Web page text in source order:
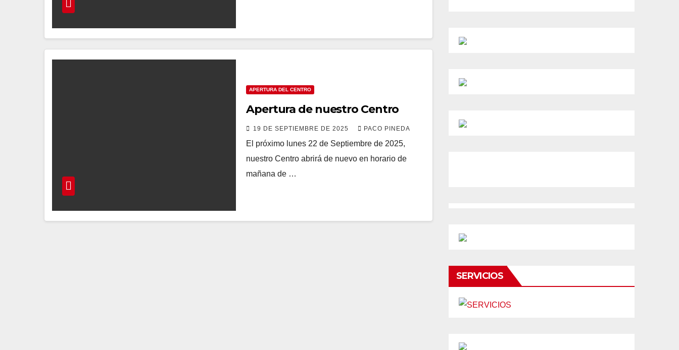
APERTURA DEL CENTRO
Apertura de nuestro Centro
19 DE SEPTIEMBRE DE 2025 PACO PINEDA
El próximo lunes 22 de Septiembre de 2025,
nuestro Centro abrirá de nuevo en horario de
mañana de …
SERVICIOS